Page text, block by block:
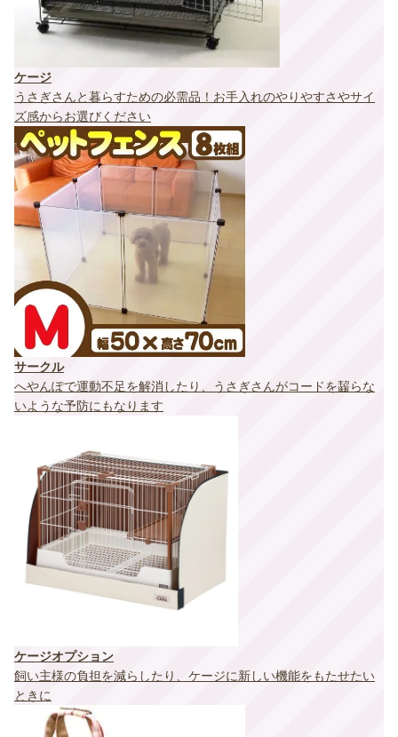
ケージ
うさぎさんと暮らすための必需品！お手入れのやりやすさやサイ
ズ感からお選びください
サークル
へやんぽで運動不足を解消したり、うさぎさんがコードを齧らな
いような予防にもなります
ケージオプション
飼い主様の負担を減らしたり、ケージに新しい機能をもたせたい
ときに